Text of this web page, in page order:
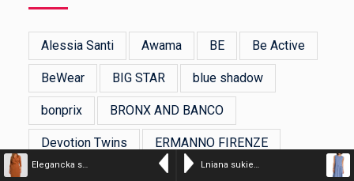
Elegancka sukienka biznesowa kopertowa midi z paskiem w talii brązowa Lniana sukienka trapezowa na lato bez rękawów z marszczeniem niebieska
Alessia Santi Awama BE Be Active
BeWear BIG STAR blue shadow
bonprix BRONX AND BANCO
Devotion Twins ERMANNO FIRENZE
GANNI